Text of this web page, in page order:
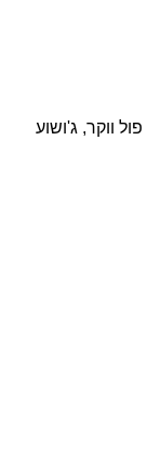
פול ווקר, ג'ושוע